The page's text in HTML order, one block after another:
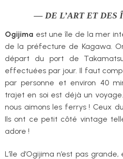
— DE L’ART ET DES
Ogijima est une île de la mer
de la préfecture de Kagawa.
départ du port de
effectuées par jour. Il faut
par personne et environ 40
trajet en soi est déjà un
nous aimons les ferrys ! Ceux
Ils ont ce petit côté vintage
adore !
L’île d’Ogijima n’est pas